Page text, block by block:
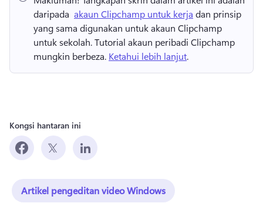
daripada ⁠ akaun Clipchamp untuk kerja ⁠ dan prinsip
yang sama digunakan untuk akaun Clipchamp
untuk sekolah⁠. Tutorial akaun peribadi Clipchamp
mungkin berbeza. Ketahui lebih lanjut.
Kongsi hantaran ini
Artikel pengeditan video Windows